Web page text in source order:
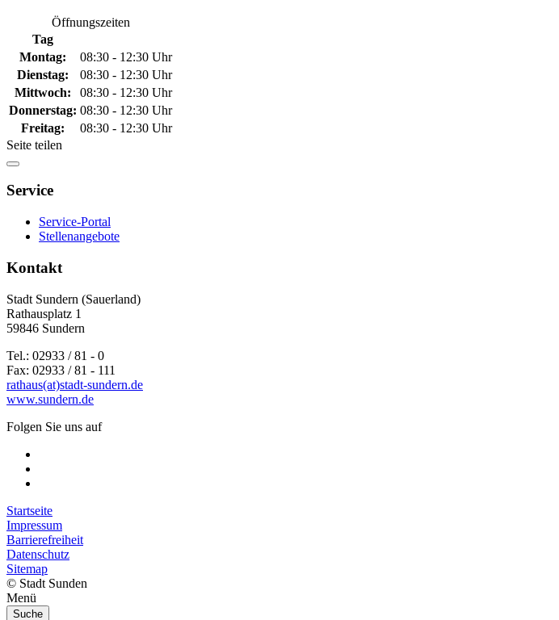
Öffnungszeiten
Tag
Montag:
08:30 - 12:30 Uhr
Dienstag:
08:30 - 12:30 Uhr
Mittwoch:
08:30 - 12:30 Uhr
Donnerstag: 08:30 - 12:30 Uhr
Freitag:
08:30 - 12:30 Uhr
Seite teilen
Service
Service-Portal
Stellenangebote
Kontakt
Stadt Sundern (Sauerland)
Rathausplatz 1
59846 Sundern
Tel.: 02933 / 81 - 0
Fax: 02933 / 81 - 111
rathaus(at)stadt-sundern.de
www.sundern.de
Folgen Sie uns auf
Startseite
Impressum
Barrierefreiheit
Datenschutz
Sitemap
© Stadt Sunden
Menü
Suche